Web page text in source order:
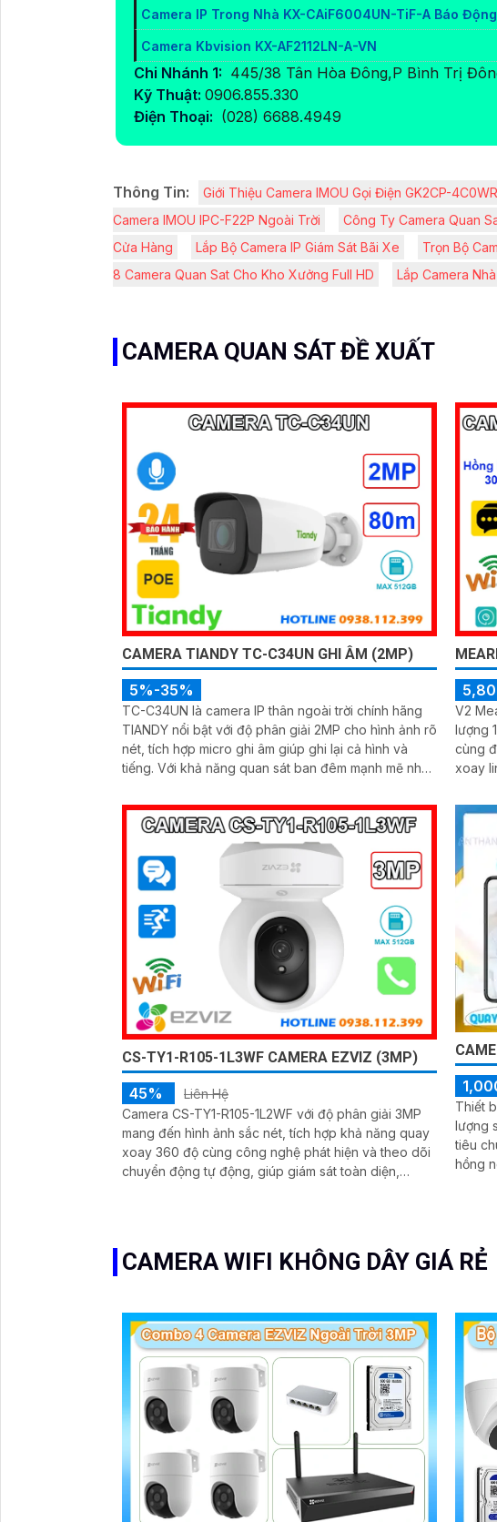
Camera IP Trong Nhà KX-CAiF6004UN-TiF-A Báo Động
Camera Kbvision KX-AF2112LN-A-VN
Chi Nhánh 1: 445/38 Tân Hòa Đông,P Bình Trị
Kỹ Thuật: 0906.855.330
Điện Thoại: (028) 6688.4949
Thông Tin: Giới Thiệu Camera IMOU Gọi Điện GK2CP-4C0WR
Camera IMOU IPC-F22P Ngoài Trời
Công Ty Camera Quan
Cửa Hàng
Lắp Bộ Camera IP Giám Sát Bãi Xe Trọn Bộ
8 Camera Quan Sat Cho Kho Xưởng Full HD
Lắp Camera
CAMERA QUAN SÁT ĐỀ XUẤT
CAMERA TIANDY TC-C34UN GHI ÂM (2MP)
5%-35%
TC-C34UN là camera IP thân ngoài trời chính hãng
TIANDY nổi bật với độ phân giải 2MP cho hình ảnh rõ
nét, tích hợp micro ghi âm giúp ghi lại cả hình và
tiếng. Với khả năng quan sát ban đêm mạnh mẽ nhờ
512GB và tiêu chuẩn chống bụi nước IP67, camera
hoạt động bền bỉ trong mọi điều kiện thời tiết tối ưu
cho giải pháp an ninh ngoài trời
V2
lượng
cùng độ
xoay
chân
CS-TY1-R105-1L3WF CAMERA EZVIZ (3MP)
45%
Liên Hệ
Camera CS-TY1-R105-1L2WF với độ phân giải 3MP
mang đến hình ảnh sắc nét, tích hợp khả năng quay
xoay 360 độ cùng công nghệ phát hiện và theo dõi
chuyển động tự động, giúp giám sát toàn diện,
chính là camera tối ưu với mức giá vô cùng hấp dẫn
Thiết
lượng
tiêu chuẩn. Sản phẩm có khả
hồng
CAMERA WIFI KHÔNG DÂY GIÁ RẺ